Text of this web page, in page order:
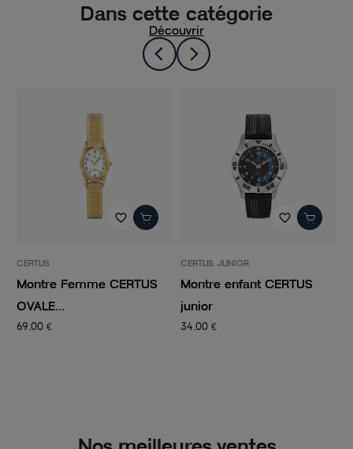
Dans cette catégorie
Découvrir
favorite_border
CERTUS
Montre Femme CERTUS
OVALE...
69,00 €
favorite_border
CERTUS JUNIOR
Montre enfant CERTUS
junior
34,00 €